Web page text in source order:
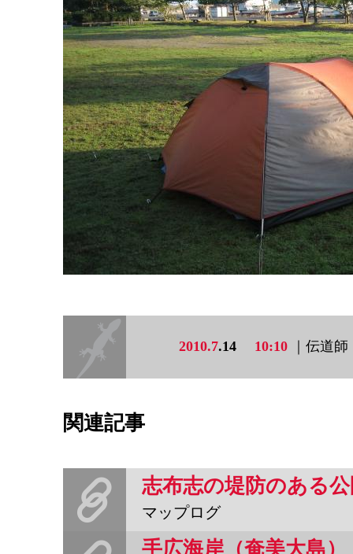
2010.7.14 10:10 ｜伝道師
関連記事
志布志の堤防のある
マップログ
手広海岸（奄美大島）